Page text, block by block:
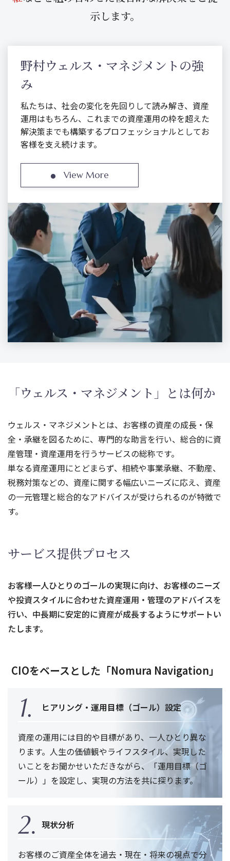
示します。
野村ウェルス・マネジメントの強
み
私たちは、社会の変化を先回りして読み解き、資産
運用はもちろん、これまでの資産運用の枠を超えた
解決策までも構築するプロフェッショナルとしてお
客様を支え続けます。
View More
「ウェルス・マネジメント」とは何か
ウェルス・マネジメントとは、お客様の資産の成長・保
全・承継を図るために、専門的な助言を行い、総合的に資
産管理・資産運用を行うサービスの総称です。
単なる資産運用にとどまらず、相続や事業承継、不動産、
税務対策などの、資産に関する幅広いニーズに応え、資産
の一元管理と総合的なアドバイスが受けられるのが特徴で
す。
サービス提供プロセス
お客様一人ひとりのゴールの実現に向け、お客様のニーズ
や投資スタイルに合わせた資産運用・管理のアドバイスを
行い、 中長期に安定的に資産が成長するようにサポートい
たします。
CIOをベースとした「Nomura Navigation」
ヒアリング・運用目標（ゴール）設定
資産の運用には目的や目標があり、一人ひとり異な
ります。人生の価値観やライフスタイル、実現した
いことをお聞かせいただきながら、「運用目標（ゴ
ール）」を設定し、実現の方法を共に探ります。
現状分析
お客様のご資産全体を過去・現在・将来の視点で分